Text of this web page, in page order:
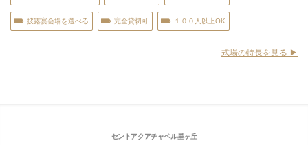
披露宴会場を選べる 完全貸切可 １００人以上OK
式場の特長を見る ▶︎
セントアクアチャペル星ヶ丘